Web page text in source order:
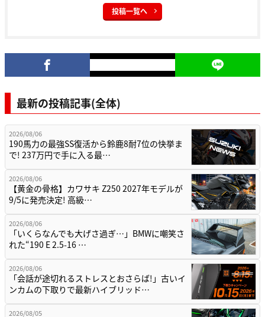
投稿一覧へ
最新の投稿記事(全体)
2026/08/06
190馬力の最強SS復活から鈴鹿8耐7位の快挙ま
で! 237万円で手に入る最…
2026/08/06
【黄金の骨格】カワサキ Z250 2027年モデルが
9/5に発売決定! 高級…
2026/08/06
「いくらなんでも大げさ過ぎ…」BMWに嘲笑さ
れた“190 E 2.5-16 …
2026/08/06
「会話が途切れるストレスとおさらば!」古いイ
ンカムの下取りで最新ハイブリッド…
2026/08/05